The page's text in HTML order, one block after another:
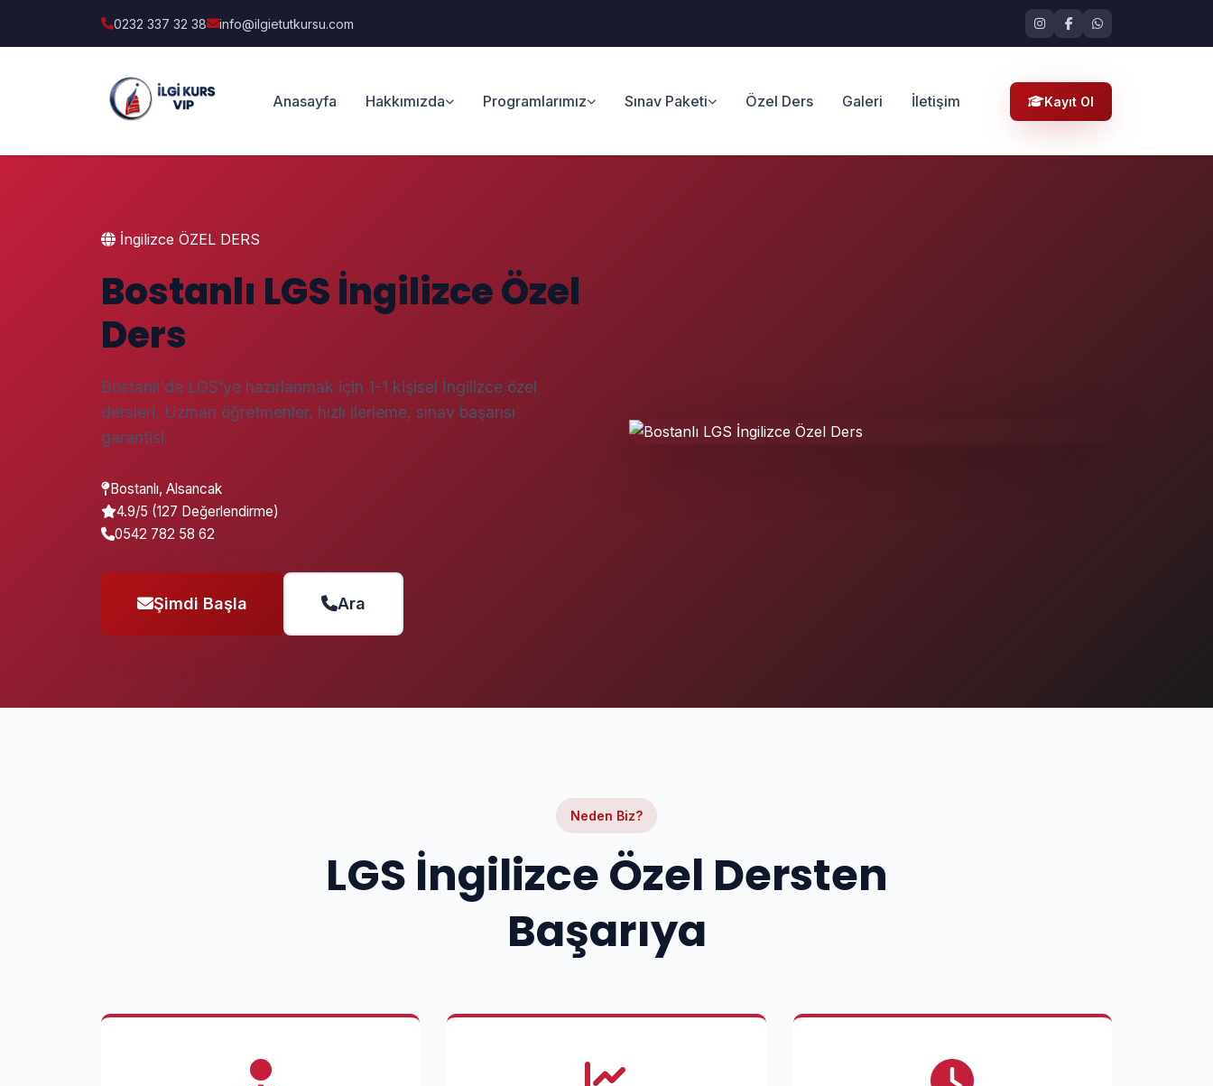
0232 337 32 38 info@ilgietutkursu.com
Anasayfa Hakkımızda Programlarımız Sınav Paketi Özel Ders Galeri İletişim Kayıt Ol
İngilizce ÖZEL DERS
Bostanlı LGS İngilizce Özel
Ders
Bostanlı'de LGS'ye hazırlanmak için 1-1 kişisel İngilizce özel
dersleri. Uzman öğretmenler, hızlı ilerleme, sınav başarısı
garantisi.
Bostanlı, Alsancak
4.9/5 (127 Değerlendirme)
0542 782 58 62
Şimdi Başla Ara
Neden Biz?
LGS İngilizce Özel Dersten
Başarıya